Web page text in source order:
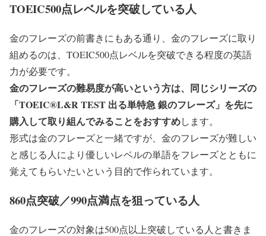
TOEIC500点レベルを突破している人
金のフレーズの前書きにもある通り、金のフレーズに取り
組めるのは、TOEIC500点レベルを突破できる程度の英語
力が必要です。
金のフレーズの難易度が高いという方は、同じシリーズの
「TOEIC®L&R TEST 出る単特急 銀のフレーズ」を先に
購入して取り組んでみることをおすすめします。
形式は金のフレーズと一緒ですが、金のフレーズが難しい
と感じる人により優しいレベルの単語をフレーズとともに
覚えてもらいたいという目的で作られています。
860点突破／990点満点を狙っている人
金のフレーズの対象は500点以上突破している人と書きま